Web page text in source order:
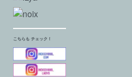
こちらも チェック！